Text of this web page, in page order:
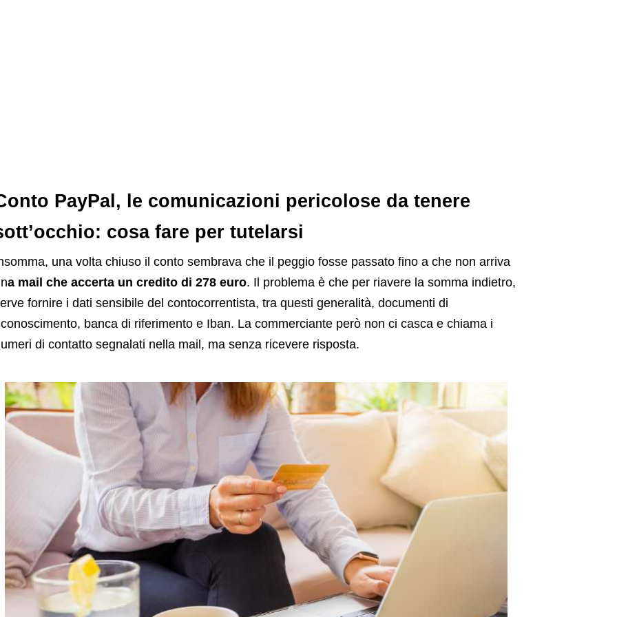
PayPal, le comunicazioni pericolose da tenere
cosa fare per tutelarsi
una volta chiuso il conto sembrava che il peggio fosse passato fino a che non arriva
a mail che accerta un credito di 278 euro. Il problema è che per riavere la somma indietro,
fornire i dati sensibile del contocorrentista, tra questi generalità, documenti di
banca di riferimento e Iban. La commerciante però non ci casca e chiama i
di contatto segnalati nella mail, ma senza ricevere risposta.